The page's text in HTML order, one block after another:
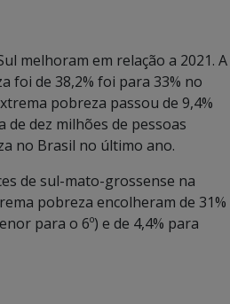
melhoram em relação a 2021. A
foi de 38,2% foi para 33% no
pobreza passou de 9,4%
de dez milhões de pessoas
no Brasil no último ano.
de sul-mato-grossense na
pobreza encolheram de 31%
para o 6º) e de 4,4% para